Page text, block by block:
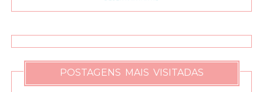
POSTAGENS MAIS VISITADAS